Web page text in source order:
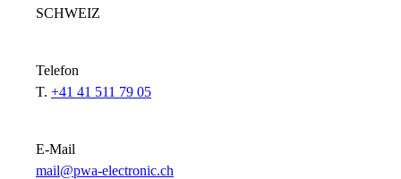
SCHWEIZ
Telefon
T. +41 41 511 79 05
E-Mail
mail@pwa-electronic.ch